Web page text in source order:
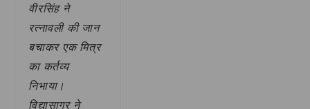
वीरसिंह ने
रत्नावली की जान
बचाकर एक मित्र
का कर्तव्य
निभाया।
विद्यासागर ने